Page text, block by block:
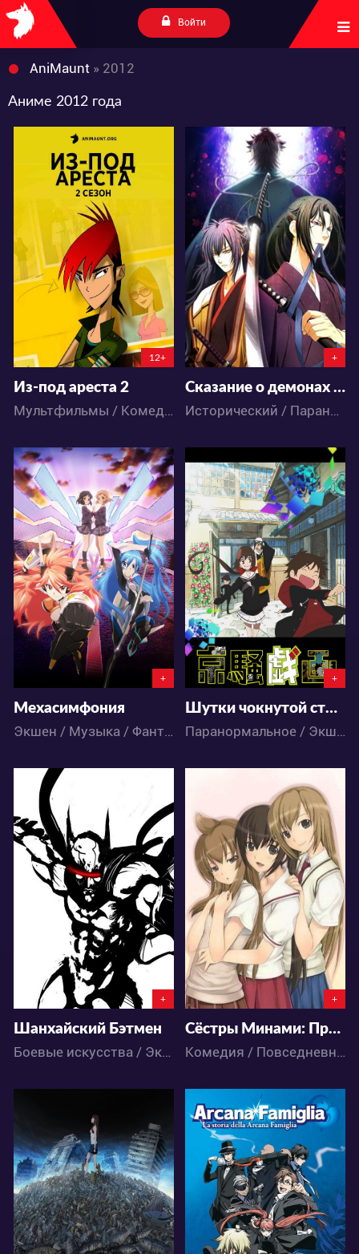
Войти
AniMaunt » 2012
Аниме 2012 года
11124
8 9
12+
Из-под ареста 2
Мультфильмы / Комедия
4009
1 0
+
Сказание о демонах сакуры ТВ-3
Исторический / Паранормальное / Экшен / Драма / Аниме
3666
2 3
+
Мехасимфония
Экшен / Музыка / Фантастика / Аниме
3824
0 0
+
Шутки чокнутой столицы ONA-2
Паранормальное / Экшен / Фэнтези / Аниме
6259
1 5
+
Шанхайский Бэтмен
Боевые искусства / Экшен / Аниме
4016
1
+
Сёстры Минами: Простите за ожидание
Комедия / Повседневность / Аниме
6867
1 4
5625
0 4